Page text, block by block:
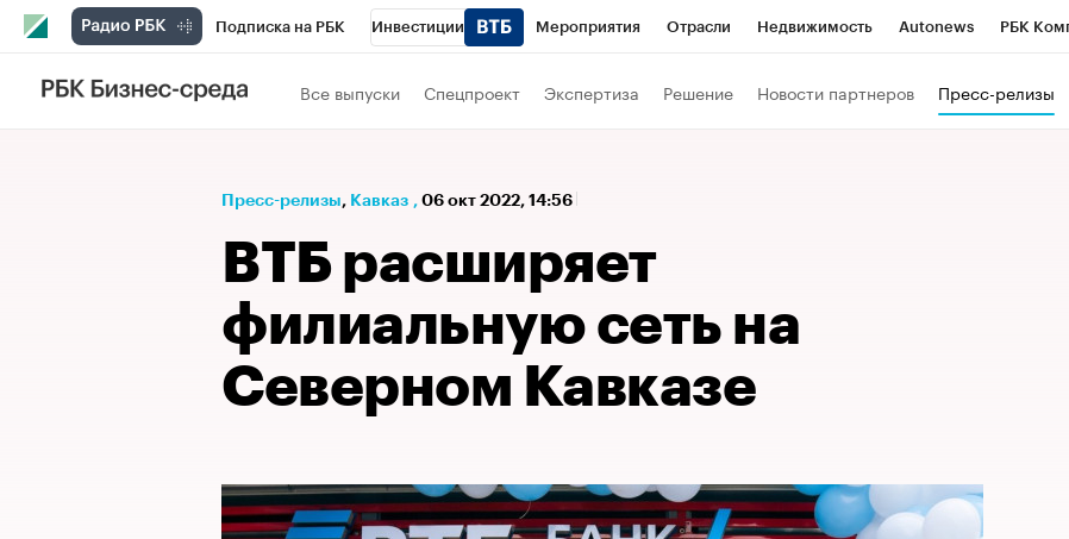
Подписка на РБК Инвестиции Мероприятия Отрасли Недвижимость Autonews РБК
РБК Вино
Проверка контрагентов
Все выпуски Спецпроект Экспертиза Решение Новости партнеров Пресс-релизы
Пресс-релизы⁠, Кавказ , 06 окт 2022, 14:56
ВТБ расширяет
филиальную сеть на
Северном Кавказе